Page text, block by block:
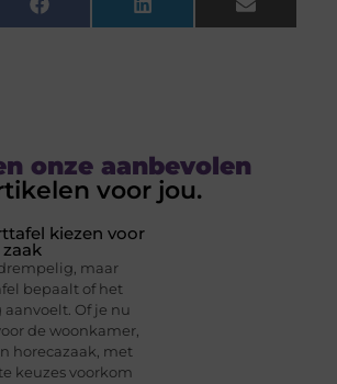
Facebook LinkedIn Email
onze aanbevolen
voor jou.
kiezen voor
maar
bepaalt of het
Of je nu
de woonkamer,
horecazaak, met
keuzes voorkom